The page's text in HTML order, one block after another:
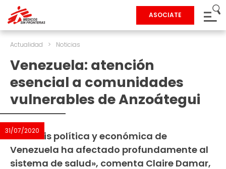
ASOCIATE
Actualidad > Noticias
Venezuela: atención
esencial a comunidades
vulnerables de Anzoátegui
31/07/2020
“La crisis política y económica de
Venezuela ha afectado profundamente al
sistema de salud», comenta Claire Damar,